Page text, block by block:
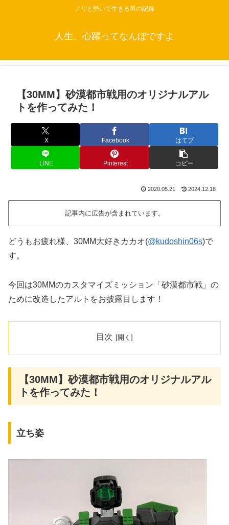
ノリと勢いで生きる男の記録
人生、心躍ってなんぼですよ
【30MM】砂漠都市戦用のオリジナルアル
トを作ってみた！
X Facebook はてブ
LINE Pinterest コピー
2020.05.21 2024.12.18
記事内に広告が含まれています。
どうもお疲れ様、30MM大好きカカオ(@kudoshin06s)で
す。
今回は30MMのカスタマイズミッション「砂漠都市戦」の
ために改造したアルトをお披露目します！
目次
【30MM】砂漠都市戦用のオリジナルアル
トを作ってみた！
立ち姿